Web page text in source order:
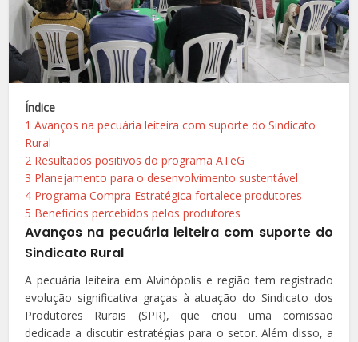
Índice
1 Avanços na pecuária leiteira com suporte do Sindicato
Rural
2 Resultados positivos do programa ATeG
3 Planejamento para o desenvolvimento sustentável
4 Programa Compra Estratégica fortalece produtores
5 Benefícios percebidos pelos produtores
Avanços na pecuária leiteira com suporte do
Sindicato Rural
A pecuária leiteira em Alvinópolis e região tem registrado
evolução significativa graças à atuação do Sindicato dos
Produtores Rurais (SPR), que criou uma comissão
dedicada a discutir estratégias para o setor. Além disso, a